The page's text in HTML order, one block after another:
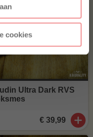
cookies
Ultra Dark RVS
€ 39,99